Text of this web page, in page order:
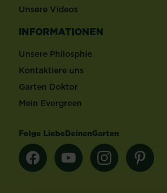
Unsere Videos
INFORMATIONEN
Unsere Philosphie
Kontaktiere uns
Garten Doktor
Mein Evergreen
Folge LiebeDeinenGarten